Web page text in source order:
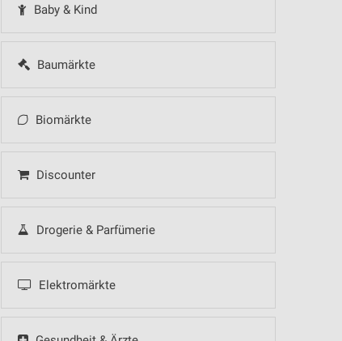
Baby & Kind
Baumärkte
Biomärkte
Discounter
Drogerie & Parfümerie
Elektromärkte